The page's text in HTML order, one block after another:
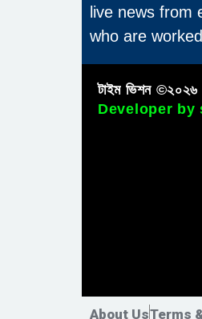
live news from
who are
টাইম ভিশন ©২০২৬ |
Developer by
About UsTerms